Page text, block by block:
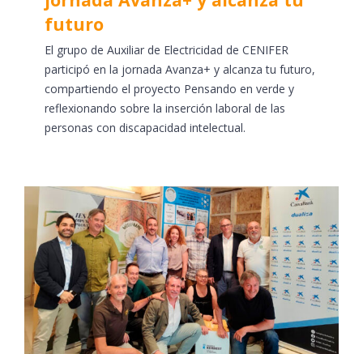
futuro
El grupo de Auxiliar de Electricidad de CENIFER
participó en la jornada Avanza+ y alcanza tu futuro,
compartiendo el proyecto Pensando en verde y
reflexionando sobre la inserción laboral de las
personas con discapacidad intelectual.